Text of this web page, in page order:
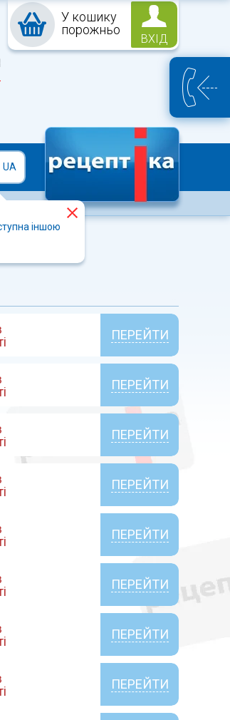
У кошику
порожньо
ВХІД
UA
іншою
ПЕРЕЙТИ
ПЕРЕЙТИ
ПЕРЕЙТИ
ПЕРЕЙТИ
ПЕРЕЙТИ
ПЕРЕЙТИ
ПЕРЕЙТИ
ПЕРЕЙТИ